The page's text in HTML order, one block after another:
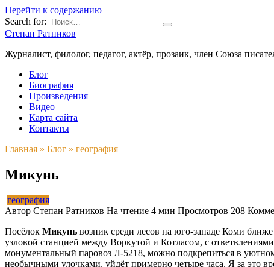
Перейти к содержанию
Search for:
Степан Ратников
Журналист, филолог, педагог, актёр, прозаик, член Союза
Блог
Биография
Произведения
Видео
Карта сайта
Контакты
Главная » Блог » география
Микунь
география
Автор Степан Ратников На чтение 4 мин Просмотров 208
Посёлок Микунь возник среди лесов на юго-западе Коми
узловой станцией между Воркутой и Котласом, с
монументальный паровоз Л-5218, можно подкрепиться в
необычными улочками, уйдёт примерно четыре часа. Я за это